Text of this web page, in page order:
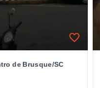
de Brusque/SC